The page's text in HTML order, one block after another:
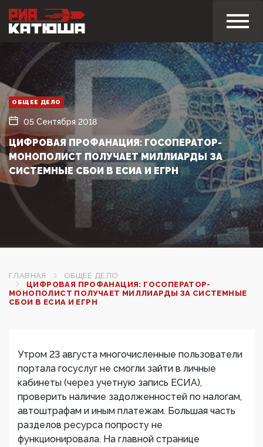
ОБЩЕЕ ДЕЛО
05 Сентября 2018
ЦИФРОВАЯ ПРОФАНАЦИЯ: ГОСОПЕРАТОР-
МОНОПОЛИСТ ПОЛУЧАЕТ МИЛЛИАРДЫ ЗА
СИСТЕМНЫЕ СБОИ В ЕСИА И ЕГРН
ГЛАВНАЯ
ОБЩЕЕ ДЕЛО
ЦИФРОВАЯ ПРОФАНАЦИЯ: ГОСОПЕРАТОР-
МОНОПОЛИСТ ПОЛУЧАЕТ МИЛЛИАРДЫ ЗА СИСТЕМНЫЕ
СБОИ В ЕСИА И ЕГРН
Утром 23 августа многочисленные пользователи
портала госуслуг не смогли зайти в личные
кабинеты (через учетную запись ЕСИА),
проверить наличие задолженностей по налогам,
автоштрафам и иным платежам. Большая часть
разделов ресурса попросту не
функционировала. На главной странице